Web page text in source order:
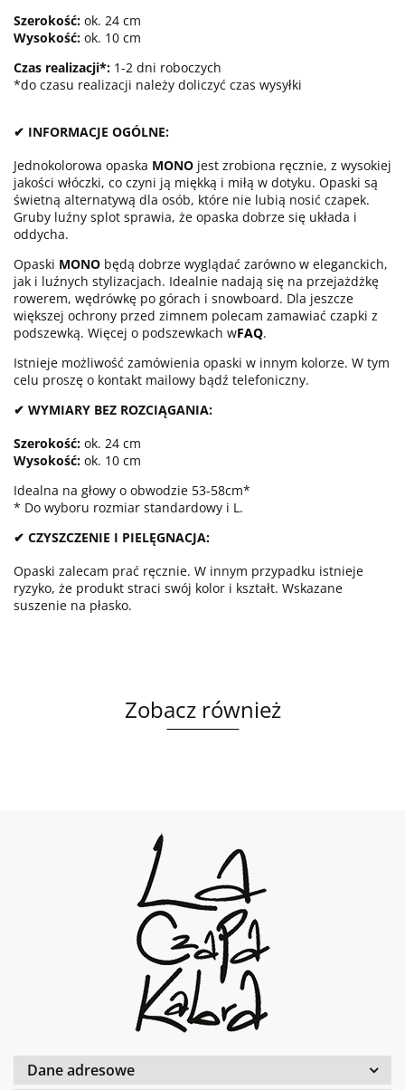
Szerokość: ok. 24 cm
Wysokość: ok. 10 cm
Czas realizacji*: 1-2 dni roboczych
*do czasu realizacji należy doliczyć czas wysyłki
✔ INFORMACJE OGÓLNE:
Jednokolorowa opaska MONO jest zrobiona ręcznie, z wysokiej
jakości włóczki, co czyni ją miękką i miłą w dotyku. Opaski są
świetną alternatywą dla osób, które nie lubią nosić czapek.
Gruby luźny splot sprawia, że opaska dobrze się układa i
oddycha.
Opaski MONO będą dobrze wyglądać zarówno w eleganckich,
jak i luźnych stylizacjach. Idealnie nadają się na przejażdżkę
rowerem, wędrówkę po górach i snowboard. Dla jeszcze
większej ochrony przed zimnem polecam zamawiać czapki z
podszewką. Więcej o podszewkach wFAQ.
Istnieje możliwość zamówienia opaski w innym kolorze. W tym
celu proszę o kontakt mailowy bądź telefoniczny.
✔ WYMIARY BEZ ROZCIĄGANIA:
Szerokość: ok. 24 cm
Wysokość: ok. 10 cm
Idealna na głowy o obwodzie 53-58cm*
* Do wyboru rozmiar standardowy i L.
✔ CZYSZCZENIE I PIELĘGNACJA:
Opaski zalecam prać ręcznie. W innym przypadku istnieje
ryzyko, że produkt straci swój kolor i kształt. Wskazane
suszenie na płasko.
Zobacz również
Dane adresowe